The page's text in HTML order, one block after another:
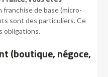
franchise de base (micro-
sont des particuliers. Ce
obligations.
(boutique, négoce,